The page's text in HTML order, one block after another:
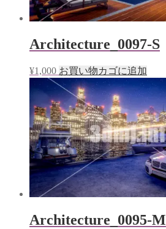
Architecture_0097-S
¥1,000 お買い物カゴに追加
Architecture_0095-M